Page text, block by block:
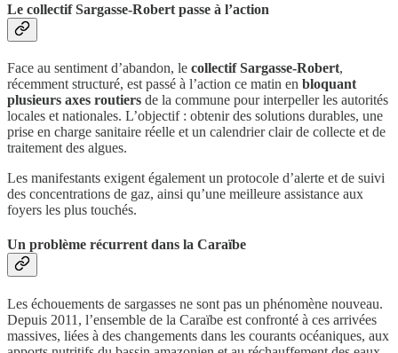
Le collectif Sargasse-Robert passe à l’action
Face au sentiment d’abandon, le collectif Sargasse-Robert,
récemment structuré, est passé à l’action ce matin en bloquant
plusieurs axes routiers de la commune pour interpeller les autorités
locales et nationales. L’objectif : obtenir des solutions durables, une
prise en charge sanitaire réelle et un calendrier clair de collecte et de
traitement des algues.
Les manifestants exigent également un protocole d’alerte et de suivi
des concentrations de gaz, ainsi qu’une meilleure assistance aux
foyers les plus touchés.
Un problème récurrent dans la Caraïbe
Les échouements de sargasses ne sont pas un phénomène nouveau.
Depuis 2011, l’ensemble de la Caraïbe est confronté à ces arrivées
massives, liées à des changements dans les courants océaniques, aux